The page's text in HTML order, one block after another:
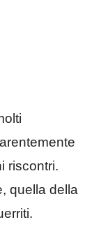
riscontri.
quella della